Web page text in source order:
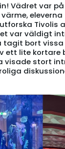
Vädret var
Tivolis
var väldigt
tagit bort
ett lite kortare
visade stort